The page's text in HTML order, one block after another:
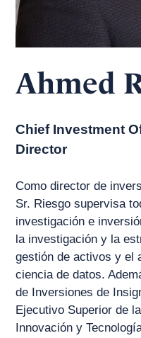
Ahmed
Chief Investment
Director
Como director de
Sr. Riesgo supervisa
investigación e
la investigación y la
gestión de activos y el
ciencia de datos.
de Inversiones de
Ejecutivo Superior de
Innovación y